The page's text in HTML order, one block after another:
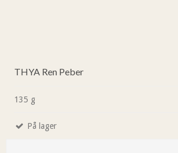
THYA Ren Peber
135 g
På lager